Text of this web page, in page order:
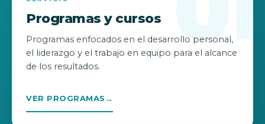
Programas y cursos
Programas enfocados en el desarrollo personal,
el liderazgo y el trabajo en equipo para el alcance
de los resultados.
VER PROGRAMAS →